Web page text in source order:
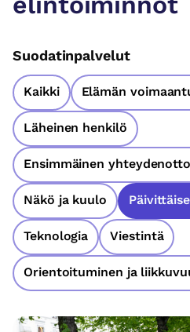
Suodatinpalvelut
Kaikki Elämän
Läheinen henkilö
Ensimmäinen
Näkö ja kuulo
Teknologia Viestintä
Orientoituminen ja